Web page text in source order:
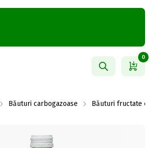
0
Băuturi carbogazoase Băuturi fructate